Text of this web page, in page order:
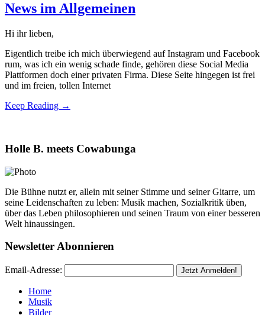
News im Allgemeinen
Hi ihr lieben,
Eigentlich treibe ich mich überwiegend auf Instagram und Facebook
rum, was ich ein wenig schade finde, gehören diese Social Media
Plattformen doch einer privaten Firma. Diese Seite hingegen ist frei
und im freien, tollen Internet
Keep Reading →
Holle B. meets Cowabunga
Die Bühne nutzt er, allein mit seiner Stimme und seiner Gitarre, um
seine Leidenschaften zu leben: Musik machen, Sozialkritik üben,
über das Leben philosophieren und seinen Traum von einer besseren
Welt hinaussingen.
Newsletter Abonnieren
Email-Adresse:
Home
Musik
Bilder